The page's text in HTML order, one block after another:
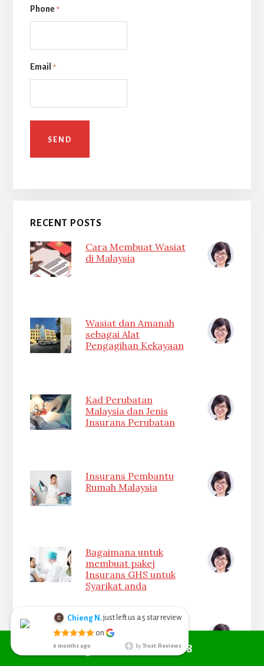
Phone *
Email *
RECENT POSTS
Cara Membuat Wasiat
di Malaysia
Wasiat dan Amanah
sebagai Alat
Pengagihan Kekayaan
Kad Perubatan
Malaysia dan Jenis
Insurans Perubatan
Insurans Pembantu
Rumah Malaysia
Bagaimana untuk
membuat pakej
Insurans GHS untuk
Syarikat anda
Insurans Wanita
Call +6010 361 9298